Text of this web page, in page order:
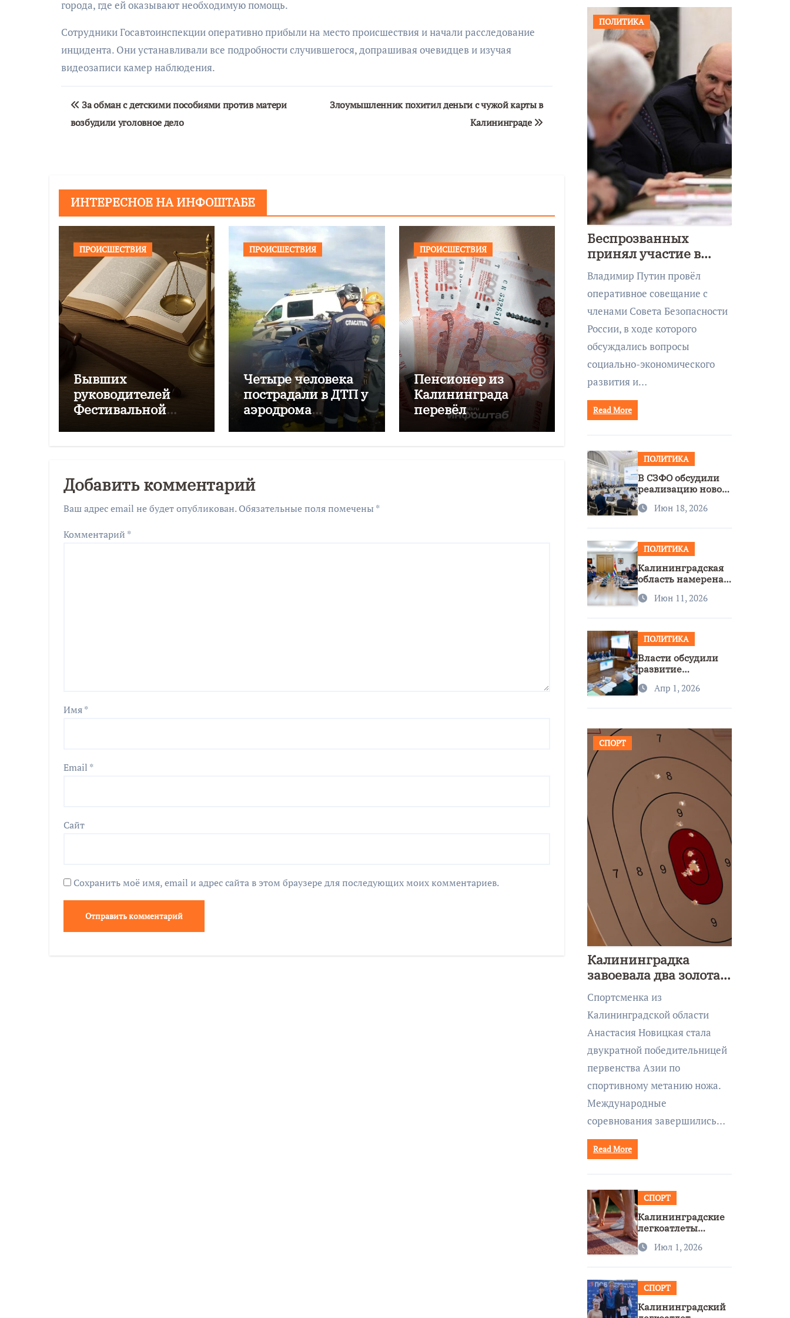
города, где ей оказывают необходимую помощь.
Сотрудники Госавтоинспекции оперативно прибыли на место происшествия и начали расследование
инцидента. Они устанавливали все подробности случившегося, допрашивая очевидцев и изучая
видеозаписи камер наблюдения.
Навигация
по
За обман с детскими пособиями против матери
возбудили уголовное дело
Злоумышленник похитил деньги с чужой карты в
Калининграде
ИНТЕРЕСНОЕ НА ИНФОШТАБЕ
ПРОИСШЕСТВИЯ
Бывших
руководителей
Фестивальной
ПРОИСШЕСТВИЯ
Четыре человека
пострадали в ДТП у
аэродрома
Чкаловский
ПРОИСШЕСТВИЯ
Пенсионер из
Калининграда
перевёл
мошенникам более
Добавить комментарий
Ваш адрес email не будет опубликован. Обязательные поля помечены *
Комментарий *
Имя*
Email *
Сайт
Сохранить моё имя, email и адрес сайта в этом браузере для последующих моих комментариев.
ПОЛИТИКА
Беспрозванных
принял участие в
совещании Совбеза
под руководством
Путина
Владимир Путин провёл
оперативное совещание с
членами Совета Безопасности
России, в ходе которого
обсуждались вопросы
социально-экономического
развития и…
Read More
ПОЛИТИКА
В СЗФО обсудили
реализацию новой
нацполитики
Июн 18, 2026
ПОЛИТИКА
Калининградская
область намерена
сотрудничество с
Июн 11, 2026
ПОЛИТИКА
Власти обсудили
развитие
доступность
Апр 1, 2026
СПОРТ
Калининградка
завоевала два золота
первенства Азии по
метанию ножа
Спортсменка из
Калининградской области
Анастасия Новицкая стала
двукратной победительницей
первенства Азии по
спортивному метанию ножа.
Международные
соревнования завершились…
Read More
СПОРТ
Калининградские
легкоатлеты
бронзы на
Июл 1, 2026
СПОРТ
Калининградский